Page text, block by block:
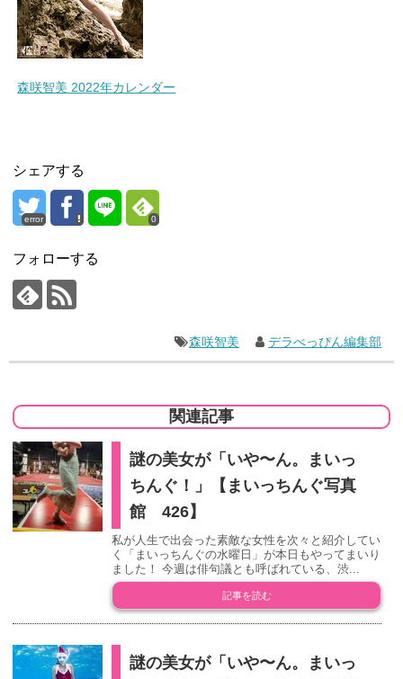
森咲智美 2022年カレンダー
シェアする
error 0
フォローする
森咲智美 デラべっぴん編集部
関連記事
謎の美女が「いや〜ん。まいっ
ちんぐ！」【まいっちんぐ写真
館 426】
私が人生で出会った素敵な女性を次々と紹介してい
く「まいっちんぐの水曜日」が本日もやってまいり
ました！ 今週は俳句議とも呼ばれている、渋...
記事を読む
謎の美女が「いや〜ん。まいっ